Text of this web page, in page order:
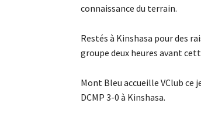
connaissance du terrain.
Restés à Kinshasa pour des
groupe deux heures avant
Mont Bleu accueille VClub ce
DCMP 3-0 à Kinshasa.